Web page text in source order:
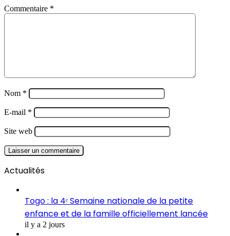
Commentaire *
Nom *
E-mail *
Site web
Actualités
Togo : la 4ᵉ Semaine nationale de la petite
enfance et de la famille officiellement lancée
il y a 2 jours